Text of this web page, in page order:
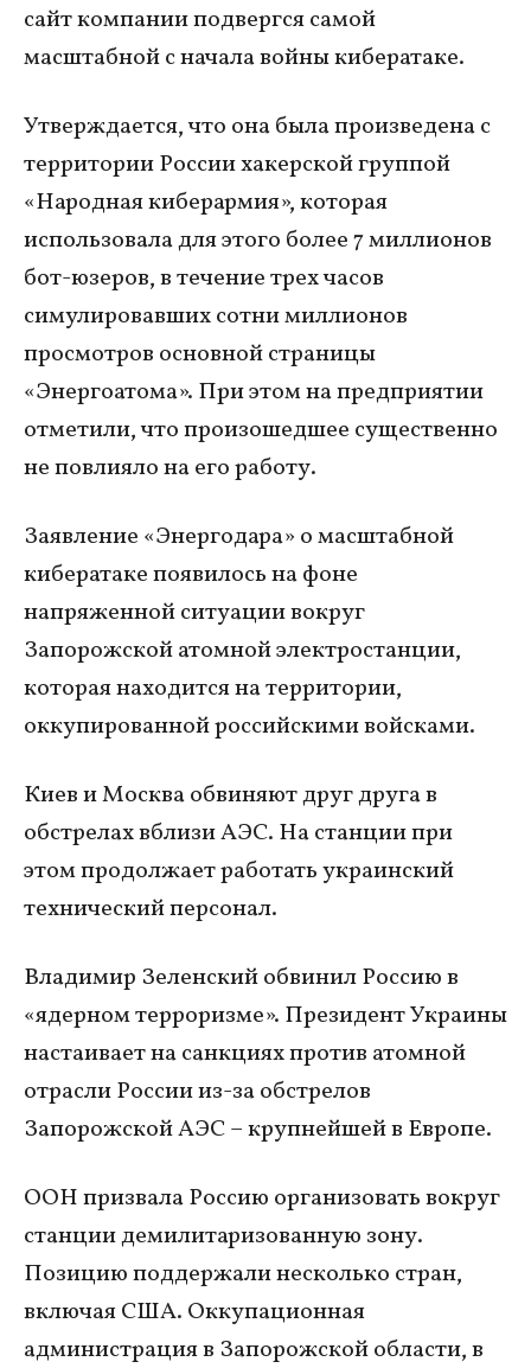
сайт компании подвергся самой
масштабной с начала войны кибератаке.
Утверждается, что она была произведена с
территории России хакерской группой
«Народная киберармия», которая
использовала для этого более 7 миллионов
бот-юзеров, в течение трех часов
симулировавших сотни миллионов
просмотров основной страницы
«Энергоатома». При этом на предприятии
отметили, что произошедшее существенно
не повлияло на его работу.
Заявление «Энергодара» о масштабной
кибератаке появилось на фоне
напряженной ситуации вокруг
Запорожской атомной электростанции,
которая находится на территории,
оккупированной российскими войсками.
Киев и Москва обвиняют друг друга в
обстрелах вблизи АЭС. На станции при
этом продолжает работать украинский
технический персонал.
Владимир Зеленский обвинил Россию в
«ядерном терроризме». Президент Украины
настаивает на санкциях против атомной
отрасли России из-за обстрелов
Запорожской АЭС – крупнейшей в Европе.
ООН призвала Россию организовать вокруг
станции демилитаризованную зону.
Позицию поддержали несколько стран,
включая США. Оккупационная
администрация в Запорожской области, в